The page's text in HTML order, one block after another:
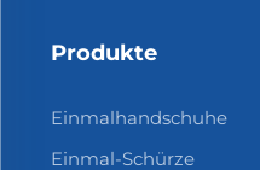
Produkte
Einmalhandschuhe
Einmal-Schürze